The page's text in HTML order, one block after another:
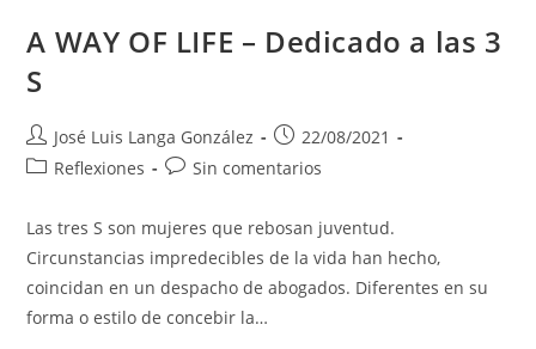
A WAY OF LIFE – Dedicado a las 3
S
Autor
de
José Luis Langa González
Publicación
de
22/08/2021
Categoría
la
entrada:
Reflexiones
Comentarios
la
entrada:
Sin comentarios
Las tres S son mujeres que rebosan juventud.
Circunstancias impredecibles de la vida han hecho,
coincidan en un despacho de abogados. Diferentes en su
forma o estilo de concebir la…